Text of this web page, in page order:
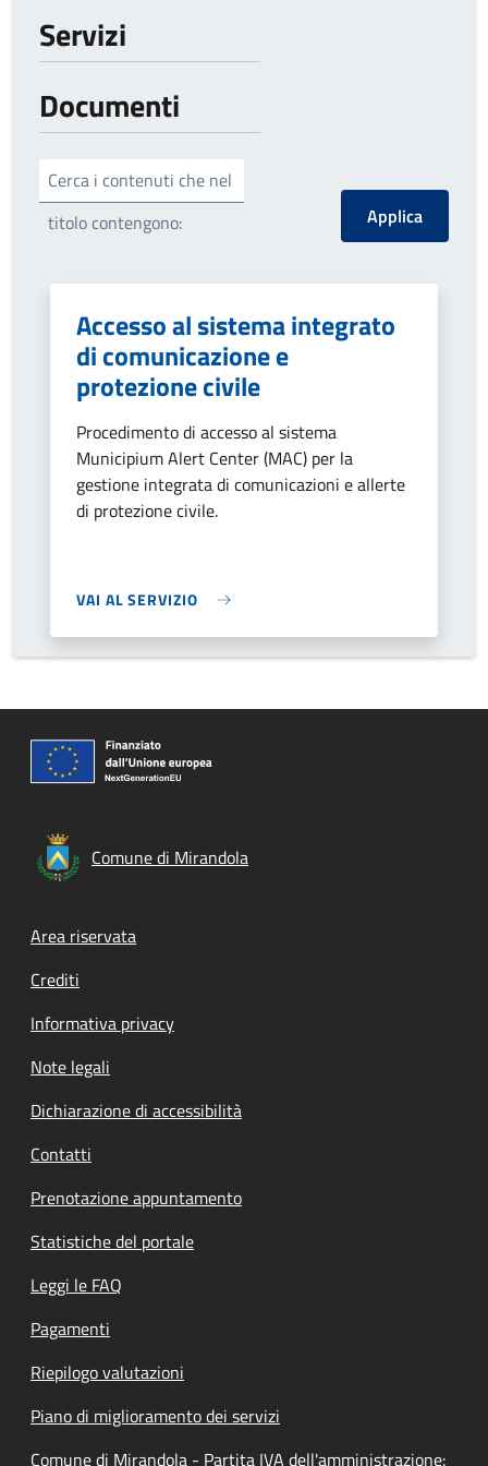
Servizi
Documenti
Cerca i contenuti che nel
titolo contengono:
Accesso al sistema integrato
di comunicazione e
protezione civile
Procedimento di accesso al sistema
Municipium Alert Center (MAC) per la
gestione integrata di comunicazioni e allerte
di protezione civile.
VAI AL SERVIZIO
Comune di Mirandola
Footer menu
Area riservata
Crediti
Informativa privacy
Note legali
Dichiarazione di accessibilità
Contatti
Prenotazione appuntamento
Statistiche del portale
Leggi le FAQ
Pagamenti
Riepilogo valutazioni
Piano di miglioramento dei servizi
Comune di Mirandola - Partita IVA dell'amministrazione: